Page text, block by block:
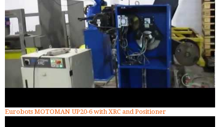
Eurobots MOTOMAN UP20-6 with XRC and Positioner